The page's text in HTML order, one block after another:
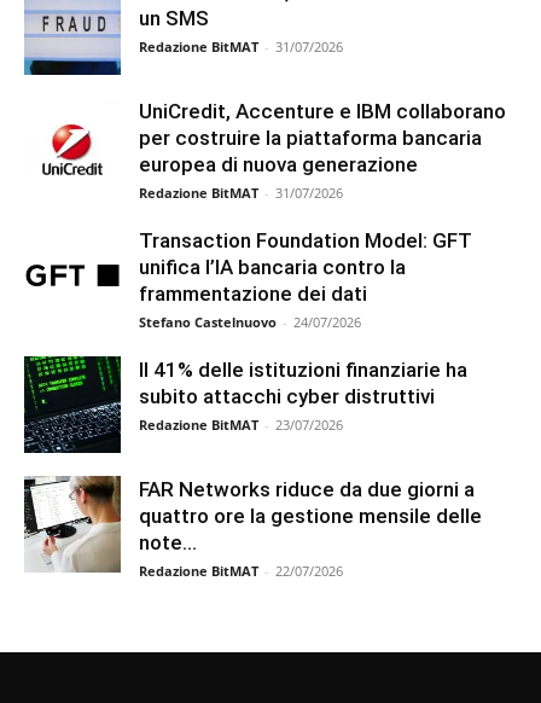
un SMS
Redazione BitMAT - 31/07/2026
UniCredit, Accenture e IBM collaborano
per costruire la piattaforma bancaria
europea di nuova generazione
Redazione BitMAT - 31/07/2026
Transaction Foundation Model: GFT
unifica l’IA bancaria contro la
frammentazione dei dati
Stefano Castelnuovo - 24/07/2026
Il 41% delle istituzioni finanziarie ha
subito attacchi cyber distruttivi
Redazione BitMAT - 23/07/2026
FAR Networks riduce da due giorni a
quattro ore la gestione mensile delle
note...
Redazione BitMAT - 22/07/2026